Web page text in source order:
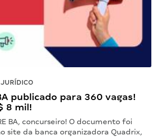
publicado para 360 vagas!
8 mil!
BA, concurseiro! O documento foi
site da banca organizadora Quadrix,